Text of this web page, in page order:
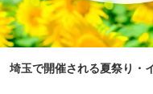
埼玉で開催される夏祭り・